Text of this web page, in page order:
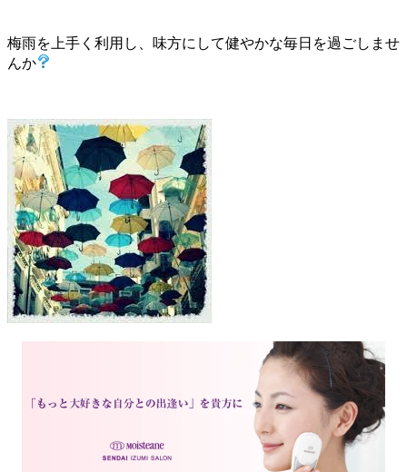
梅雨を上手く利用し、味方にして健やかな毎日を過ごしませ
んか